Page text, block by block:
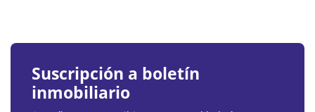
Suscripción a boletín
inmobiliario